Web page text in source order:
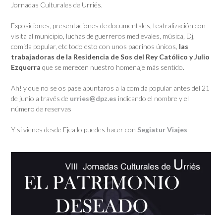
Jornadas Culturales de Urriés.
Exposiciones, presentaciones de documentales, teatralización con
visita al municipio, luchas de guerreros medievales, música, Dj,
comida popular, etc todo esto con unos padrinos únicos, las
trabajadoras de la Residencia de Sos del Rey Católico y Julio
Ezquerra que se merecen nuestro homenaje más sentido.
Ah! y que no se os pase apuntaros a la comida popular antes del 21
de junio a través de urries@dpz.es indicando el nombre y el
número de reservas
Y si vienes desde Ejea lo puedes hacer con Segiatur Viajes